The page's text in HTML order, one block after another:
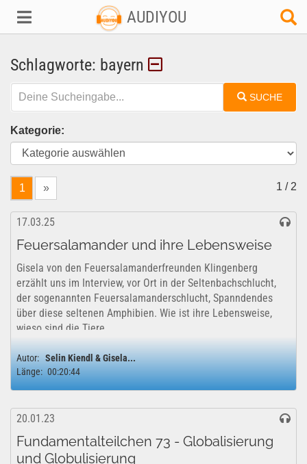
AUDIYOU
Schlagworte: bayern
SUCHE
Kategorie:
1 » 1 / 2
17.03.25
Feuersalamander und ihre Lebensweise
Gisela von den Feuersalamanderfreunden Klingenberg
erzählt uns im Interview, vor Ort in der Seltenbachschlucht,
der sogenannten Feuersalamanderschlucht, Spanndendes
über diese seltenen Amphibien. Wie ist ihre Lebensweise,
wieso sind die Tiere...
Autor: Selin Kiendl & Gisela...
Länge: 00:20:44
20.01.23
Fundamentalteilchen 73 - Globalisierung
und Globulisierung